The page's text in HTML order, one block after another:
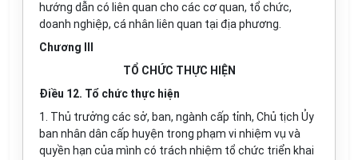
hướng dẫn có liên quan cho các cơ quan, tổ chức,
doanh nghiệp, cá nhân liên quan tại địa phương.
Chương III
TỔ CHỨC THỰC HIỆN
Điều 12. Tổ chức thực hiện
1. Thủ trưởng các sở, ban, ngành cấp tỉnh, Chủ tịch Ủy
ban nhân dân cấp huyện trong phạm vi nhiệm vụ và
quyền hạn của mình có trách nhiệm tổ chức triển khai